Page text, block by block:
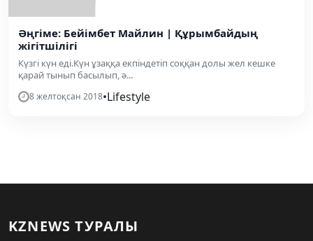
Әңгіме: Бейімбет Майлин | Құрымбайдың
жігітшілігі
Күзгі күн еді.Күн ұзаққа екпіндетіп соққан долы жел кешке
қарай тынып басылып, ә...
8 желтоқсан 2018•Lifestyle
KZNEWS ТУРАЛЫ